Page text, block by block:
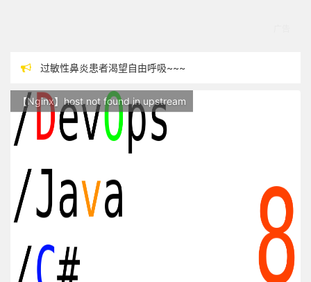
过敏性鼻炎患者渴望自由呼吸~~~
站点随时调整中，如果不能访问，请稍等片刻
反对日本核废水排海
【Nginx】host not found in upstream